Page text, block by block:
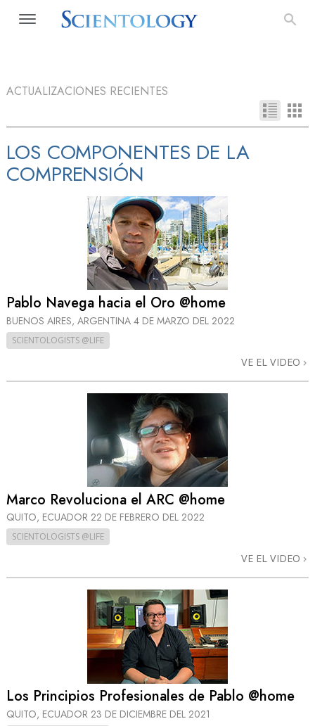
ACTUALIZACIONES RECIENTES
LOS COMPONENTES DE LA
COMPRENSIÓN
Pablo Navega hacia el Oro @home
BUENOS AIRES, ARGENTINA 4 DE MARZO DEL 2022
SCIENTOLOGISTS @LIFE
VE EL VIDEO
Marco Revoluciona el ARC @home
QUITO, ECUADOR 22 DE FEBRERO DEL 2022
SCIENTOLOGISTS @LIFE
VE EL VIDEO
Los Principios Profesionales de Pablo @home
QUITO, ECUADOR 23 DE DICIEMBRE DEL 2021